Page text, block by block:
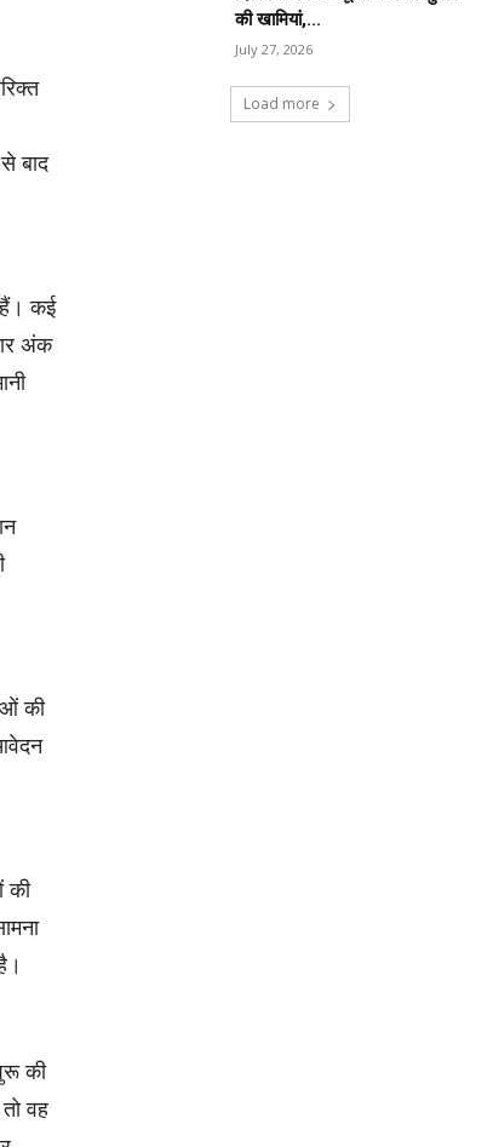
बाद
हैं। कई
अंक
की
की
की
वह
की खामियां,...
July 27, 2026
Load more